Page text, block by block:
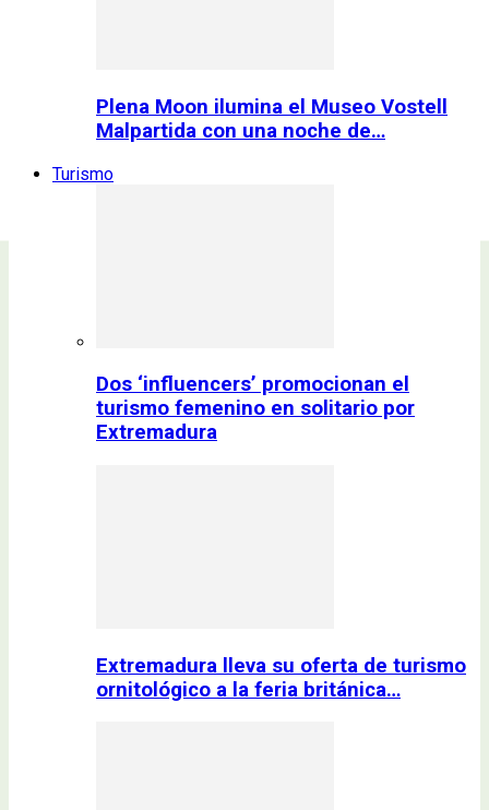
Plena Moon ilumina el Museo Vostell
Malpartida con una noche de…
Turismo
Dos ‘influencers’ promocionan el
turismo femenino en solitario por
Extremadura
Extremadura lleva su oferta de turismo
ornitológico a la feria británica…